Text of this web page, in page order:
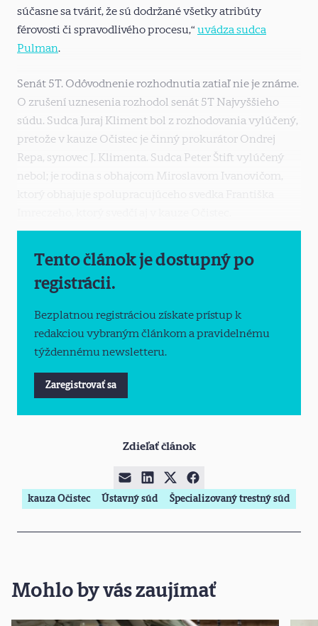
súčasne sa tváriť, že sú dodržané všetky atribúty
férovosti či spravodlivého procesu,“ uvádza sudca
Pulman.
Senát 5T. Odôvodnenie rozhodnutia zatiaľ nie je známe.
O zrušení uznesenia rozhodol senát 5T Najvyššieho
súdu. Sudca Juraj Kliment bol z rozhodovania vylúčený,
pretože v kauze Očistec je činný prokurátor Ondrej
Repa, synovec J. Klimenta. Sudca Peter Štift vylúčený
nebol; je rodina s obhajcom Miroslavom Ivanovičom,
Tento článok je dostupný po
registrácii.
Bezplatnou registráciou získate prístup k
redakciou vybraným článkom a pravidelnému
týždennému newsletteru.
Zaregistrovať sa
Zdieľať článok
kauza Očistec Ústavný súd Špecializovaný trestný súd
Mohlo by vás zaujímať